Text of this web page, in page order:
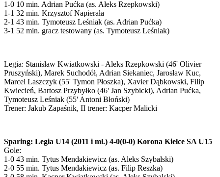
1-0 10 min. Adrian Pućka (as. Aleks Rzepkowski)
1-1 32 min. Krzysztof Napierała
2-1 43 min. Tymoteusz Leśniak (as. Adrian Pućka)
3-1 52 min. gracz testowany (as. Tymoteusz Leśniak)
Legia: Stanisław Kwiatkowski - Aleks Rzepkowski (46' Olivier
Pruszyński), Marek Suchodół, Adrian Siekaniec, Jarosław Kuc,
Marcel Laszczyk (55' Tymon Płoszka), Xavier Dąbkowski, Filip
Kwiecień, Bartosz Przybyłko (46' Jan Szybicki), Adrian Pućka,
Tymoteusz Leśniak (55' Antoni Błoński)
Trener: Jakub Zapaśnik, II trener: Kacper Malicki
Sparing: Legia U14 (2011 i mł.) 4-0(0-0) Korona Kielce SA U15
Gole:
1-0 43 min. Tytus Mendakiewicz (as. Aleks Szybalski)
2-0 55 min. Tytus Mendakiewicz (as. Filip Reszka)